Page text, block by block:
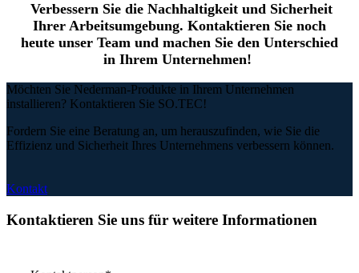
Verbessern Sie die Nachhaltigkeit und Sicherheit
Ihrer Arbeitsumgebung. Kontaktieren Sie noch
heute unser Team und machen Sie den Unterschied
in Ihrem Unternehmen!
Möchten Sie Nederman-Produkte in Ihrem Unternehmen
installieren? Kontaktieren Sie SO.TEC!
Fordern Sie eine Beratung an, um herauszufinden, wie Sie die
Effizienz und Sicherheit Ihres Unternehmens verbessern können.
Kontakt
Kontaktieren Sie uns für weitere Informationen